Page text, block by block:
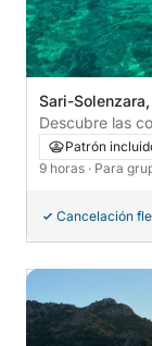
Sari-
Descubre las
un día
Patrón
9 horas · Para
Cancelación